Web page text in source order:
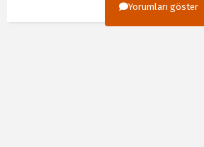
Yorumları göster